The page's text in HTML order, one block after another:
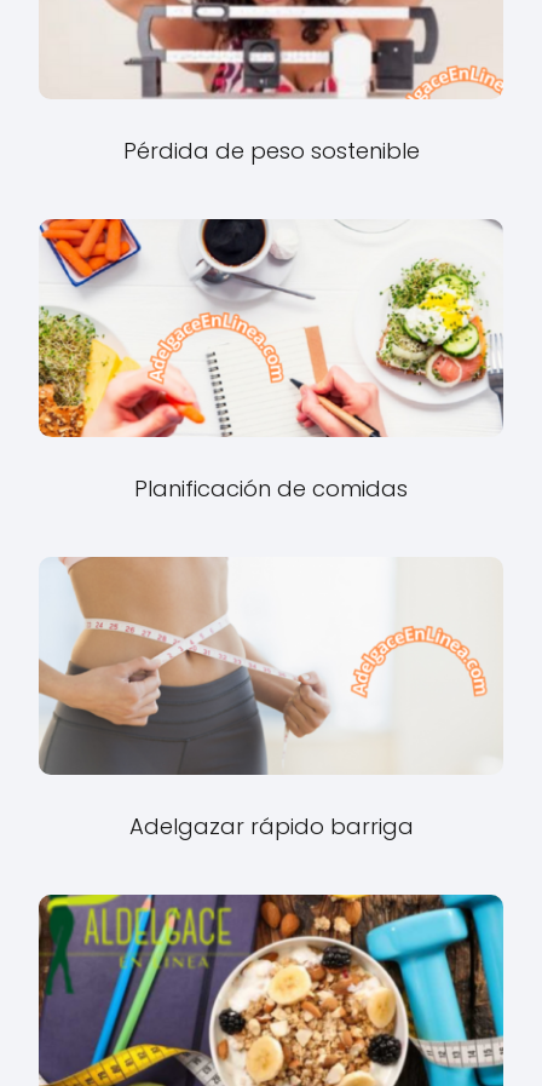
Pérdida de peso sostenible
Planificación de comidas
Adelgazar rápido barriga